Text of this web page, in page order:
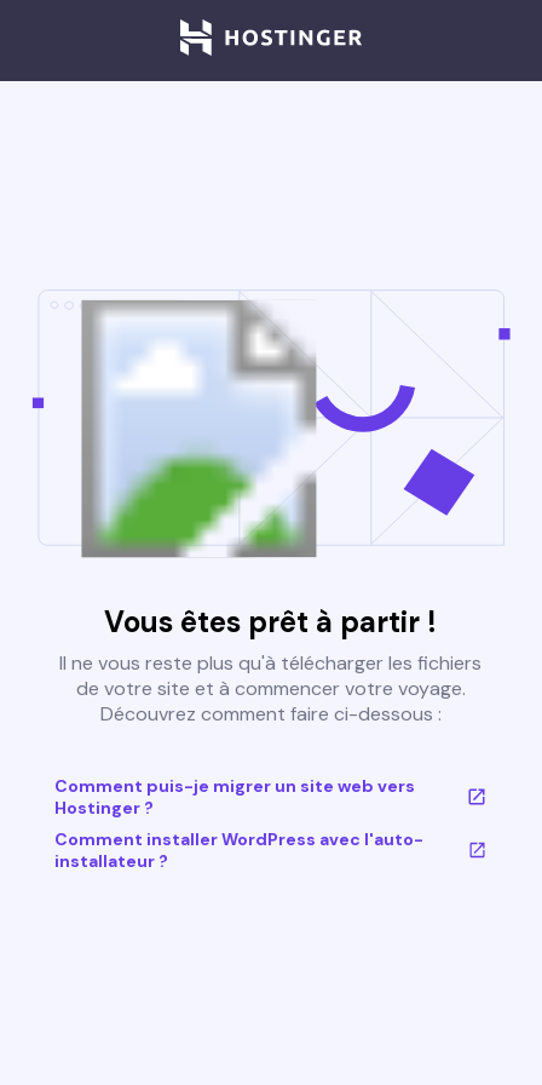
Vous êtes prêt à partir !
Il ne vous reste plus qu'à télécharger les fichiers
de votre site et à commencer votre voyage.
Découvrez comment faire ci-dessous :
Comment puis-je migrer un site web vers
Hostinger ?
Comment installer WordPress avec l'auto-
installateur ?